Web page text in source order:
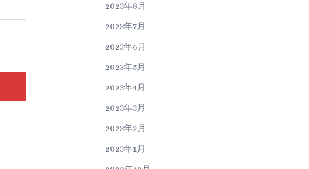
2023年8月
2023年7月
2023年6月
2023年5月
2023年4月
2023年3月
2023年2月
2023年1月